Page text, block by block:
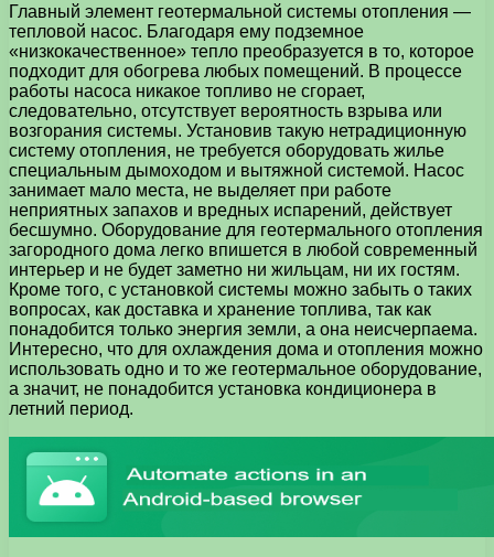
Главный элемент геотермальной системы отопления —
тепловой насос. Благодаря ему подземное
«низкокачественное» тепло преобразуется в то, которое
подходит для обогрева любых помещений. В процессе
работы насоса никакое топливо не сгорает,
следовательно, отсутствует вероятность взрыва или
возгорания системы. Установив такую нетрадиционную
систему отопления, не требуется оборудовать жилье
специальным дымоходом и вытяжной системой. Насос
занимает мало места, не выделяет при работе
неприятных запахов и вредных испарений, действует
бесшумно. Оборудование для геотермального отопления
загородного дома легко впишется в любой современный
интерьер и не будет заметно ни жильцам, ни их гостям.
Кроме того, с установкой системы можно забыть о таких
вопросах, как доставка и хранение топлива, так как
понадобится только энергия земли, а она неисчерпаема.
Интересно, что для охлаждения дома и отопления можно
использовать одно и то же геотермальное оборудование,
а значит, не понадобится установка кондиционера в
летний период.